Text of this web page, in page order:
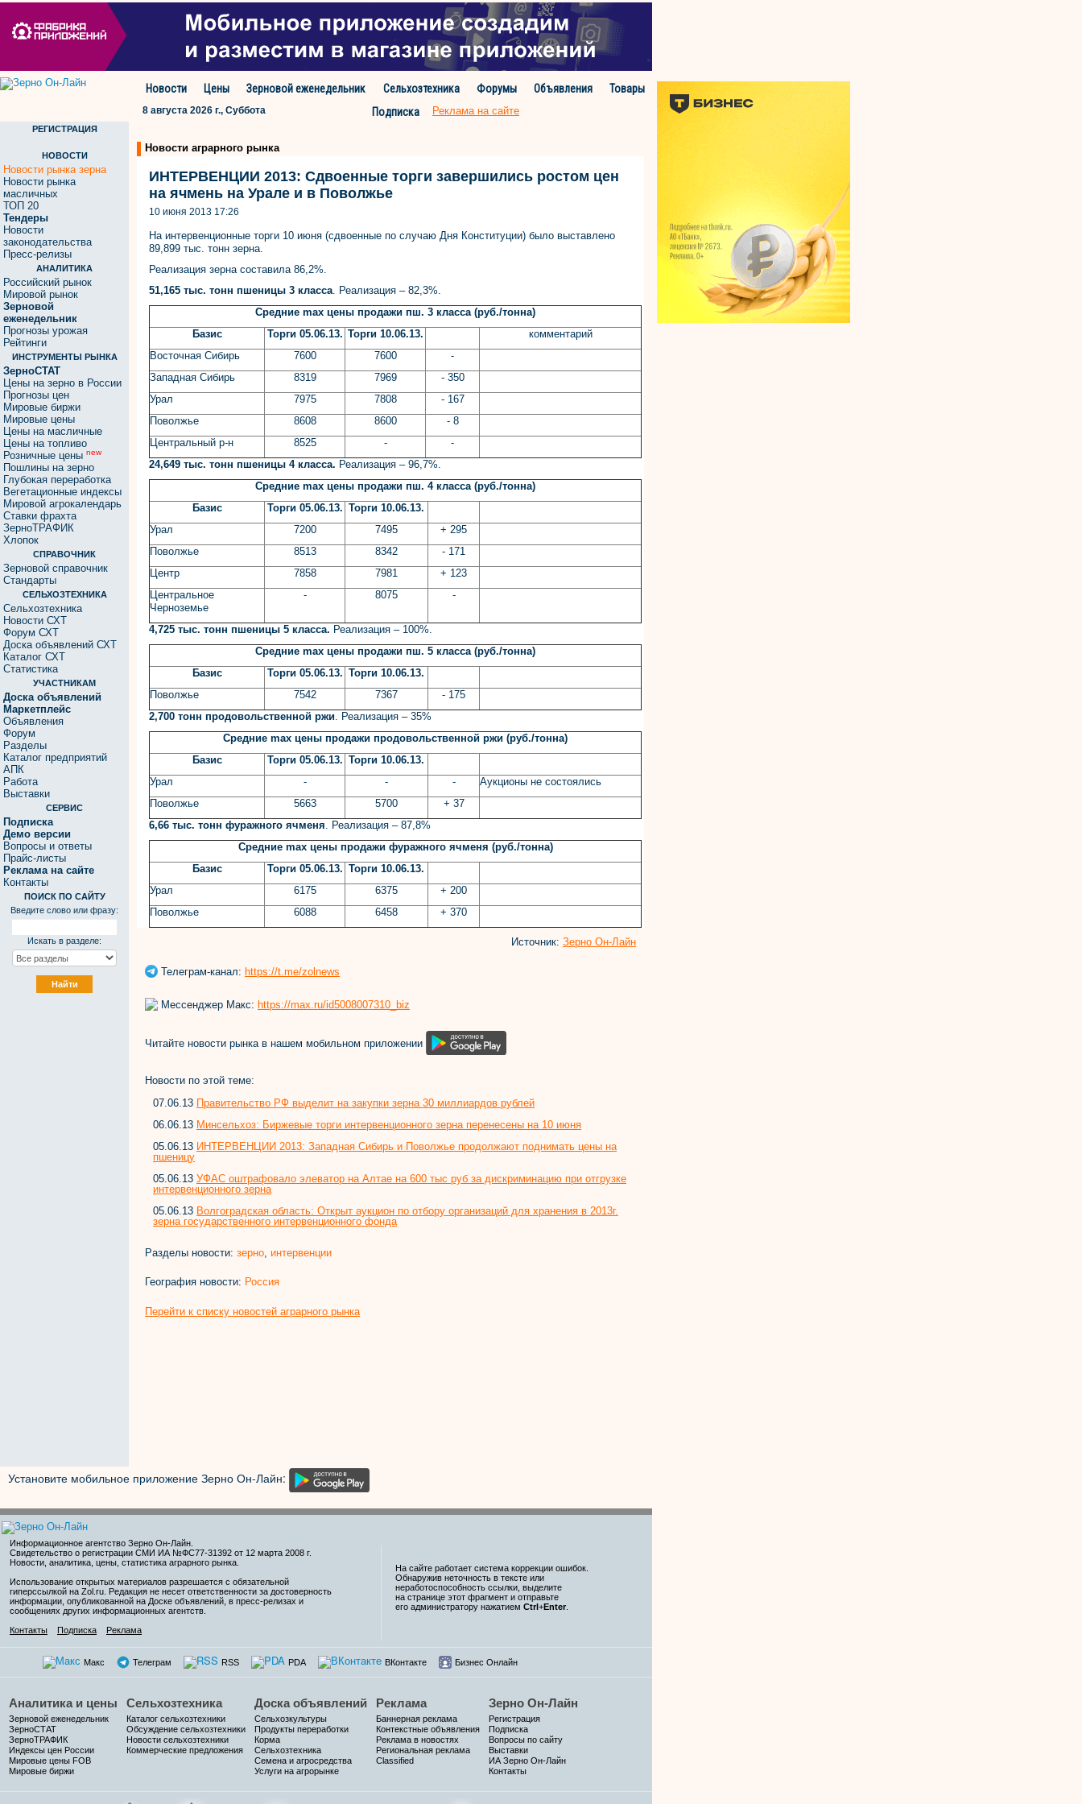
Новости Цены Зерновой еженедельник Сельхозтехника Форумы Объявления
Товары
Подписка
8 августа 2026 г., Суббота Реклама на сайте
РЕГИСТРАЦИЯ
НОВОСТИ
Новости рынка зерна
Новости рынка
масличных
ТОП 20
Тендеры
Новости
законодательства
Пресс-релизы
АНАЛИТИКА
Российский рынок
Мировой рынок
Зерновой
еженедельник
Прогнозы урожая
Рейтинги
ИНСТРУМЕНТЫ РЫНКА
ЗерноСТАТ
Цены на зерно в России
Прогнозы цен
Мировые биржи
Мировые цены
Цены на масличные
Цены на топливо
Розничные цены new
Пошлины на зерно
Глубокая переработка
Вегетационные индексы
Мировой агрокалендарь
Ставки фрахта
ЗерноТРАФИК
Хлопок
СПРАВОЧНИК
Зерновой справочник
Стандарты
СЕЛЬХОЗТЕХНИКА
Сельхозтехника
Новости СХТ
Форум СХТ
Доска объявлений СХТ
Каталог СХТ
Статистика
УЧАСТНИКАМ
Доска объявлений
Маркетплейс
Объявления
Форум
Разделы
Каталог предприятий
АПК
Работа
Выставки
СЕРВИС
Подписка
Демо версии
Вопросы и ответы
Прайс-листы
Реклама на сайте
Контакты
ПОИСК ПО САЙТУ
Введите слово или фразу:
Искать в разделе:
Новости аграрного рынка
ИНТЕРВЕНЦИИ 2013: Сдвоенные торги завершились ростом цен
на ячмень на Урале и в Поволжье
10 июня 2013 17:26
На интервенционные торги 10 июня (сдвоенные по случаю Дня Конституции) было выставлено
89,899 тыс. тонн зерна.
Реализация зерна составила 86,2%.
51,165 тыс. тонн пшеницы 3 класса. Реализация – 82,3%.
Средние max цены продажи пш. 3 класса (руб./тонна)
Базис
Торги 05.06.13. Торги 10.06.13.
комментарий
Восточная Сибирь
7600 7600
-
Западная Сибирь
8319 7969
- 350
Урал
7975 7808
- 167
Поволжье
8608 8600
- 8
Центральный р-н
8525 -
-
24,649 тыс. тонн пшеницы 4 класса. Реализация – 96,7%.
Средние max цены продажи пш. 4 класса (руб./тонна)
Базис
Торги 05.06.13. Торги 10.06.13.
Урал
7200 7495
+ 295
Поволжье
8513 8342
- 171
Центр
7858 7981
+ 123
Центральное
Черноземье
- 8075 -
4,725 тыс. тонн пшеницы 5 класса. Реализация – 100%.
Средние max цены продажи пш. 5 класса (руб./тонна)
Базис
Торги 05.06.13. Торги 10.06.13.
Поволжье
7542 7367
- 175
2,700 тонн продовольственной ржи. Реализация – 35%
Средние max цены продажи продовольственной ржи (руб./тонна)
Базис
Торги 05.06.13. Торги 10.06.13.
Урал
- - -
Аукционы не состоялись
Поволжье
5663 5700
+ 37
6,66 тыс. тонн фуражного ячменя. Реализация – 87,8%
Средние maxцены продажи фуражного ячменя (руб./тонна)
Базис
Торги 05.06.13. Торги 10.06.13.
Урал
6175 6375
+ 200
Поволжье
6088 6458 + 370
Источник: Зерно Он-Лайн
Телеграм-канал: https://t.me/zolnews
Мессенджер Макс: https://max.ru/id5008007310_biz
Читайте новости рынка в нашем мобильном приложении
Новости по этой теме:
07.06.13 Правительство РФ выделит на закупки зерна 30 миллиардов рублей
06.06.13 Минсельхоз: Биржевые торги интервенционного зерна перенесены на 10 июня
05.06.13 ИНТЕРВЕНЦИИ 2013: Западная Сибирь и Поволжье продолжают поднимать цены на
пшеницу
05.06.13 УФАС оштрафовало элеватор на Алтае на 600 тыс руб за дискриминацию при отгрузке
интервенционного зерна
05.06.13 Волгоградская область: Открыт аукцион по отбору организаций для хранения в 2013г.
зерна государственного интервенционного фонда
Разделы новости: зерно интервенции
География новости: Россия
Перейти к списку новостей аграрного рынка
Установите мобильное приложение Зерно Он-Лайн:
Информационное агентство Зерно Он-Лайн
Свидетельство о регистрации СМИ ИА №ФС77-31392 от 12 марта 2008 г.
Новости, аналитика, цены, статистика аграрного рынка.
Использование открытых материалов разрешается с обязательной
гиперссылкой на Zol.ru. Редакция не несет ответственности за достоверность
информации, опубликованной на Доске объявлений, в пресс-релизах и
сообщениях других информационных агентств.
Контакты
Подписка Реклама
На сайте работает система коррекции ошибок.
Обнаружив неточность в тексте или
неработоспособность ссылки, выделите
на странице этот фрагмент и отправьте
его администратору нажатием Ctrl+Enter
Макс Телеграм RSS PDA ВКонтакте Бизнес Онлайн
Аналитика и цены
Зерновой еженедельник
ЗерноСТАТ
ЗерноТРАФИК
Индексы цен России
Мировые цены FOB
Мировые биржи
Сельхозтехника
Каталог сельхозтехники
Обсуждение сельхозтехники
Новости сельхозтехники
Коммерческие предложения
Доска объявлений
Сельхозкультуры
Продукты переработки
Корма
Сельхозтехника
Семена и агросредства
Услуги на агрорынке
Реклама
Баннерная реклама
Контекстные объявления
Реклама в новостях
Региональная реклама
Classified
Зерно Он-Лайн
Регистрация
Подписка
Вопросы по сайту
Выставки
ИА Зерно Он-Лайн
Контакты